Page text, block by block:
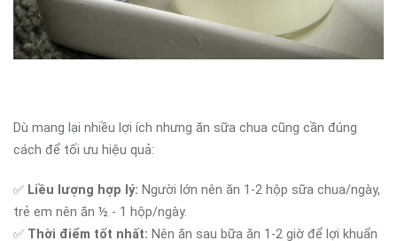
Dù mang lại nhiều lợi ích nhưng ăn sữa chua cũng cần đúng
cách để tối ưu hiệu quả:
✅ Liều lượng hợp lý: Người lớn nên ăn 1-2 hộp sữa chua/ngày,
trẻ em nên ăn ½ - 1 hộp/ngày.
✅ Thời điểm tốt nhất: Nên ăn sau bữa ăn 1-2 giờ để lợi khuẩn